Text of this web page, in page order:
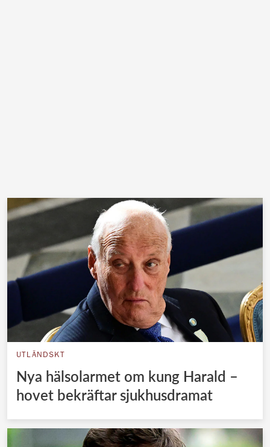
UTLÄNDSKT
Nya hälsolarmet om kung Harald –
hovet bekräftar sjukhusdramat